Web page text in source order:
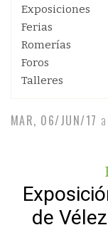
Exposiciones
Ferias
Romerías
Foros
Talleres
MAR, 06/JUN/17 a
de